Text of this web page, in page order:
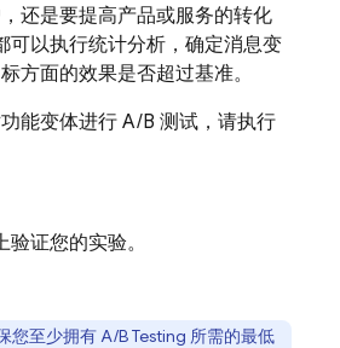
还是要提高产品或服务的转化
可以执行统计分析，确定消息变
方面的效果是否超过基准。
能变体进行 A/B 测试，请执行
证您的实验。
您至少拥有A/B Testing 所需的最低